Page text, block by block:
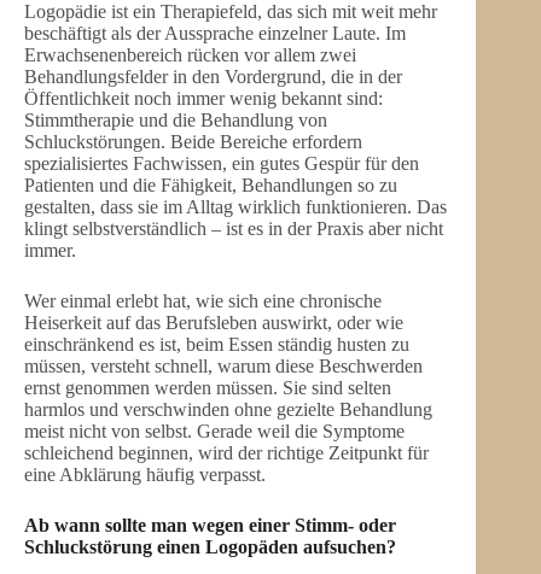
Logopädie ist ein Therapiefeld, das sich mit weit mehr
beschäftigt als der Aussprache einzelner Laute. Im
Erwachsenenbereich rücken vor allem zwei
Behandlungsfelder in den Vordergrund, die in der
Öffentlichkeit noch immer wenig bekannt sind:
Stimmtherapie und die Behandlung von
Schluckstörungen. Beide Bereiche erfordern
spezialisiertes Fachwissen, ein gutes Gespür für den
Patienten und die Fähigkeit, Behandlungen so zu
gestalten, dass sie im Alltag wirklich funktionieren. Das
klingt selbstverständlich – ist es in der Praxis aber nicht
immer.
Wer einmal erlebt hat, wie sich eine chronische
Heiserkeit auf das Berufsleben auswirkt, oder wie
einschränkend es ist, beim Essen ständig husten zu
müssen, versteht schnell, warum diese Beschwerden
ernst genommen werden müssen. Sie sind selten
harmlos und verschwinden ohne gezielte Behandlung
meist nicht von selbst. Gerade weil die Symptome
schleichend beginnen, wird der richtige Zeitpunkt für
eine Abklärung häufig verpasst.
Ab wann sollte man wegen einer Stimm- oder
Schluckstörung einen Logopäden aufsuchen?